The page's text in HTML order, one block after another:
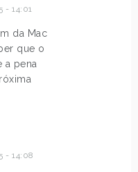
- 14:01
da Mac
que o
a pena
- 14:08